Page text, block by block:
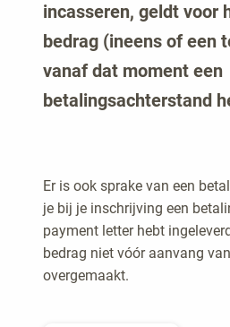
incasseren, geldt voor
bedrag (ineens of een
vanaf dat moment een
betalingsachterstand
Er is ook sprake van een
je bij je inschrijving een
payment letter hebt
bedrag niet vóór aanvang
overgemaakt.